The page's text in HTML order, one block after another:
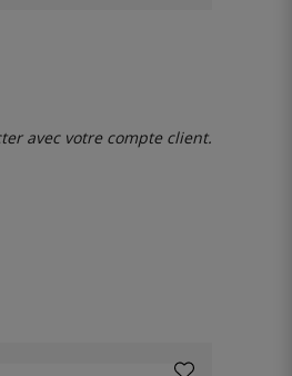
avec votre compte client.